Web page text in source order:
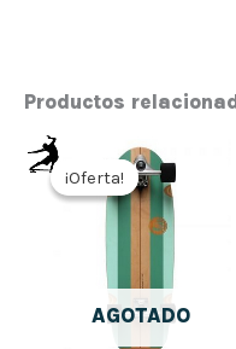
Productos
¡Oferta!
AGOTADO
¡Oferta!
El
precio
original
era:
190,00€.